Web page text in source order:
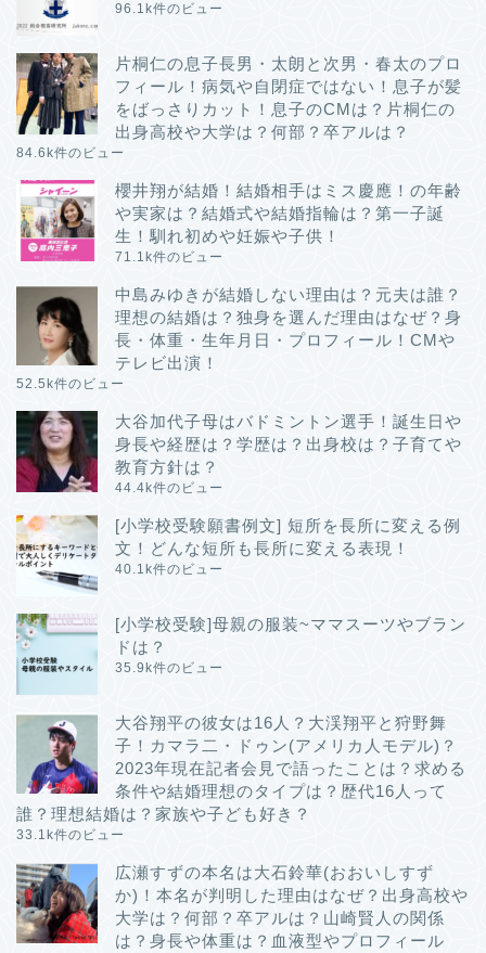
96.1k件のビュー
片桐仁の息子長男・太朗と次男・春太のプロ
フィール！病気や自閉症ではない！息子が髪
をばっさりカット！息子のCMは？片桐仁の
出身高校や大学は？何部？卒アルは？
84.6k件のビュー
櫻井翔が結婚！結婚相手はミス慶應！の年齢
や実家は？結婚式や結婚指輪は？第一子誕
生！馴れ初めや妊娠や子供！
71.1k件のビュー
中島みゆきが結婚しない理由は？元夫は誰？
理想の結婚は？独身を選んだ理由はなぜ？身
長・体重・生年月日・プロフィール！CMや
テレビ出演！
52.5k件のビュー
大谷加代子母はバドミントン選手！誕生日や
身長や経歴は？学歴は？出身校は？子育てや
教育方針は？
44.4k件のビュー
[小学校受験願書例文] 短所を長所に変える例
文！どんな短所も長所に変える表現！
40.1k件のビュー
[小学校受験]母親の服装~ママスーツやブラン
ドは？
35.9k件のビュー
大谷翔平の彼女は16人？大渓翔平と狩野舞
子！カマラ二・ドゥン(アメリカ人モデル)？
2023年現在記者会見で語ったことは？求める
条件や結婚理想のタイプは？歴代16人って
誰？理想結婚は？家族や子ども好き？
33.1k件のビュー
広瀬すずの本名は大石鈴華(おおいしすず
か)！本名が判明した理由はなぜ？出身高校や
大学は？何部？卒アルは？山崎賢人の関係
は？身長や体重は？血液型やプロフィール